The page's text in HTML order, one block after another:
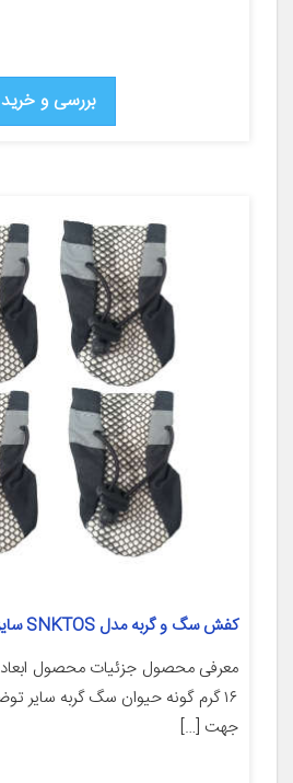
بررسی و خرید
کفش سگ و گربه مدل SNKTOS سایز 4 مجموعه 4 عددی
جهت […]